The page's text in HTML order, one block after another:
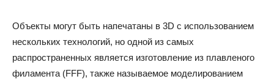
Объекты могут быть напечатаны в 3D с использованием
нескольких технологий, но одной из самых
распространенных является изготовление из плавленого
филамента (FFF), также называемое моделированием